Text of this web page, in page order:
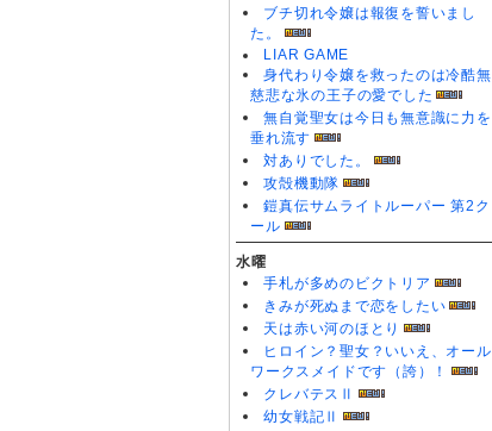
ブチ切れ令嬢は報復を誓いまし
た。
LIAR GAME
身代わり令嬢を救ったのは冷酷無
慈悲な氷の王子の愛でした
無自覚聖女は今日も無意識に力を
垂れ流す
対ありでした。
攻殻機動隊
鎧真伝サムライトルーパー 第2ク
ール
水曜
手札が多めのビクトリア
きみが死ぬまで恋をしたい
天は赤い河のほとり
ヒロイン？聖女？いいえ、オール
ワークスメイドです（誇）！
クレバテスⅡ
幼女戦記Ⅱ